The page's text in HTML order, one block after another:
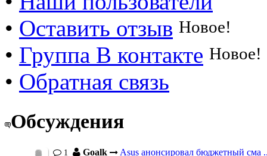
• Оставить отзыв Новое!
• Группа В контакте Новое!
• Обратная связь
Обсуждения
1 Goalk Asus анонсировал бюджетный сма